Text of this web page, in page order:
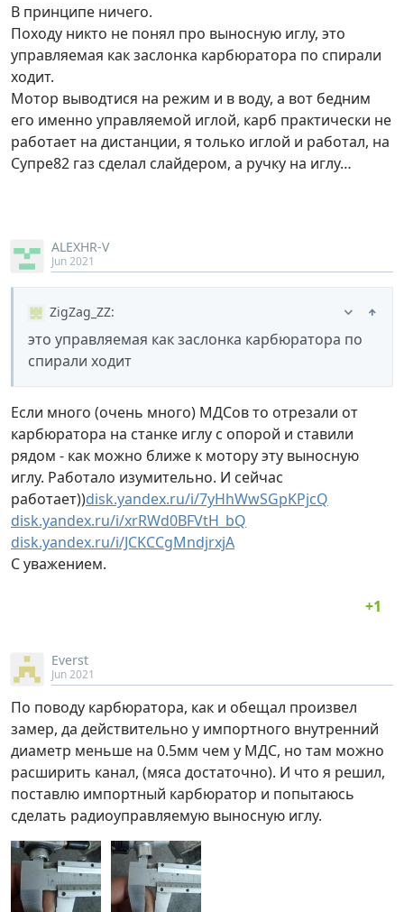
В принципе ничего.
Походу никто не понял про выносную иглу, это
управляемая как заслонка карбюратора по спирали
ходит.
Мотор выводтися на режим и в воду, а вот бедним
его именно управляемой иглой, карб практически не
работает на дистанции, я только иглой и работал, на
Супре82 газ сделал слайдером, а ручку на иглу…
ALEXHR-V
Jun 2021
ZigZag_ZZ:
это управляемая как заслонка карбюратора по
спирали ходит
Если много (очень много) МДСов то отрезали от
карбюратора на станке иглу с опорой и ставили
рядом - как можно ближе к мотору эту выносную
иглу. Работало изумительно. И сейчас
работает))disk.yandex.ru/i/7yHhWwSGpKPjcQ
disk.yandex.ru/i/xrRWd0BFVtH_bQ
disk.yandex.ru/i/JCKCCgMndjrxjA
С уважением.
Everst
Jun 2021
По поводу карбюратора, как и обещал произвел
замер, да действительно у импортного внутренний
диаметр меньше на 0.5мм чем у МДС, но там можно
расширить канал, (мяса достаточно). И что я решил,
поставлю импортный карбюратор и попытаюсь
сделать радиоуправляемую выносную иглу.